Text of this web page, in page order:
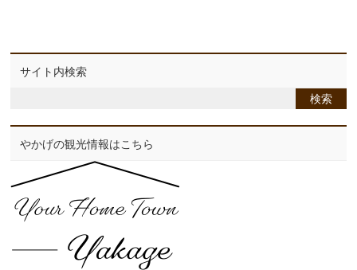
サイト内検索
やかげの観光情報はこちら